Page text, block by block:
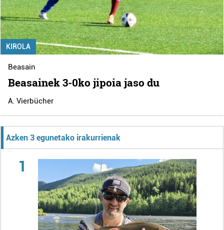
KIROLA
Beasain
Beasainek 3-0ko jipoia jaso du
A. Vierbücher
Azken 3 egunetako irakurrienak
1